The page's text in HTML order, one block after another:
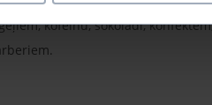
kofeīnu, šokolādi,